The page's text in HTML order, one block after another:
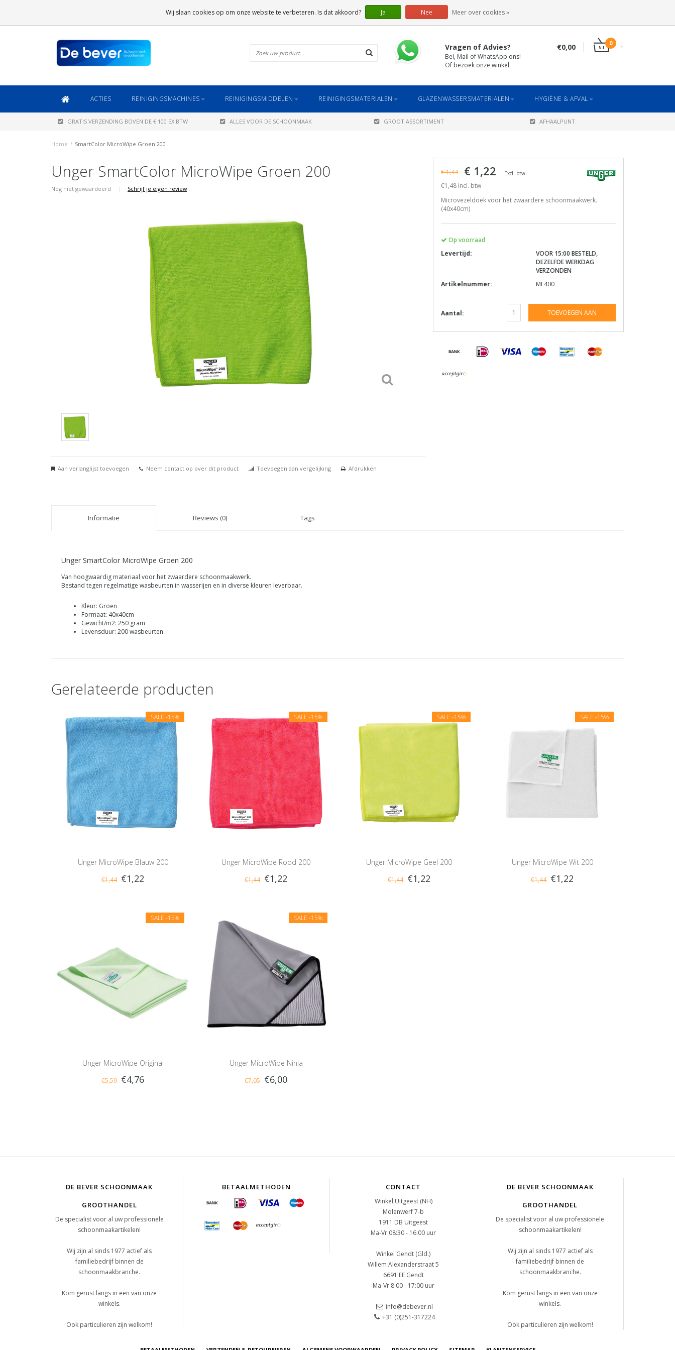
Vragen of Advies?
Bel, Mail of WhatsApp ons!
Of bezoek onze winkel
€0,00 0
ACTIES REINIGINGSMACHINES REINIGINGSMIDDELEN REINIGINGSMATERIALEN GLAZENWASSERSMATERIALEN HYGIËNE & AFVAL
GRATIS VERZENDING BOVEN DE € 100 EX.BTW ALLES VOOR DE SCHOONMAAK GROOT ASSORTIMENT AFHAALPUNT
Home / SmartColor MicroWipe Groen 200
Unger SmartColor MicroWipe Groen 200
Nog niet gewaardeerd | Schrijf je eigen review
Aan verlanglijst toevoegen Neem contact op over dit product Toevoegen aan vergelijking Afdrukken
€ 1,44 € 1,22 Excl. btw
€1,48 Incl. btw
Microvezeldoek voor het zwaardere schoonmaakwerk.
(40x40cm)
Op voorraad
Levertijd:
VOOR 15:00 BESTELD,
DEZELFDE WERKDAG
VERZONDEN
Artikelnummer:
ME400
Aantal: TOEVOEGEN AAN
WINKELWAGEN
Informatie Reviews (0) Tags
Unger SmartColor MicroWipe Groen 200
Van hoogwaardig materiaal voor het zwaardere schoonmaakwerk.
Bestand tegen regelmatige wasbeurten in wasserijen en in diverse kleuren leverbaar.
Kleur: Groen
Formaat: 40x40cm
Gewicht/m2: 250 gram
Levensduur: 200 wasbeurten
Gerelateerde producten
SALE -15%
Unger MicroWipe Blauw 200
€1,44 €1,22
SALE -15%
Unger MicroWipe Rood 200
€1,44 €1,22
SALE -15%
Unger MicroWipe Geel 200
€1,44 €1,22
SALE -15%
Unger MicroWipe Wit 200
€1,44 €1,22
SALE -15%
Unger MicroWipe Original
€5,59 €4,76
SALE -15%
Unger MicroWipe Ninja
€7,05 €6,00
DE BEVER SCHOONMAAK
GROOTHANDEL
De specialist voor al uw professionele
schoonmaakartikelen!
Wij zijn al sinds 1977 actief als
familiebedrijf binnen de
schoonmaakbranche.
Kom gerust langs in een van onze
winkels.
Ook particulieren zijn welkom!
BETAALMETHODEN CONTACT
Winkel Uitgeest (NH)
Molenwerf 7-b
1911 DB Uitgeest
Ma-Vr 08:30 - 16:00 uur
Winkel Gendt (Gld.)
Willem Alexanderstraat 5
6691 EE Gendt
Ma-Vr 8:00 - 17:00 uur
info@debever.nl
+31 (0)251-317224
DE BEVER SCHOONMAAK
GROOTHANDEL
De specialist voor al uw professionele
schoonmaakartikelen!
Wij zijn al sinds 1977 actief als
familiebedrijf binnen de
schoonmaakbranche.
Kom gerust langs in een van onze
winkels.
Ook particulieren zijn welkom!
Wij slaan cookies op om onze website te verbeteren. Is dat akkoord? Ja Nee Meer over cookies »